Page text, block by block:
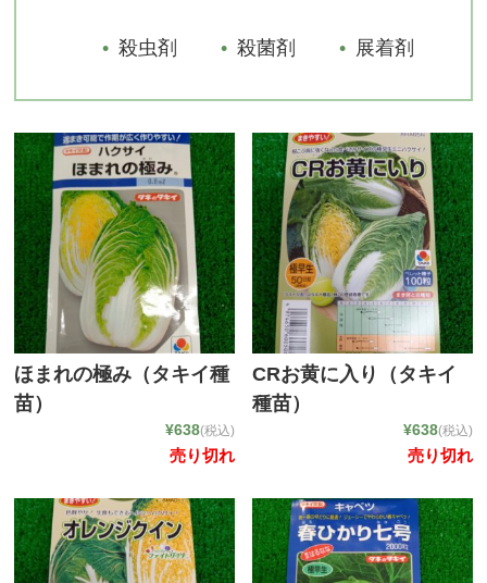
お店のご紹介
商品一覧
殺虫剤 殺菌剤 展着剤
ほまれの極み（タキイ種
苗）
¥638(税込)
売り切れ
CRお黄に入り（タキイ
種苗）
¥638(税込)
売り切れ